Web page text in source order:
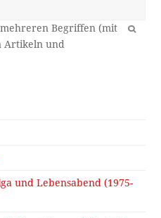
OK
und Lebensabend (1975-